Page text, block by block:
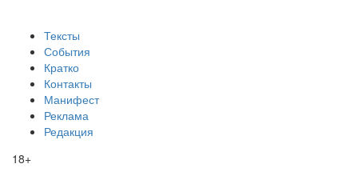
Тексты
События
Кратко
Контакты
Манифест
Реклама
Редакция
18+